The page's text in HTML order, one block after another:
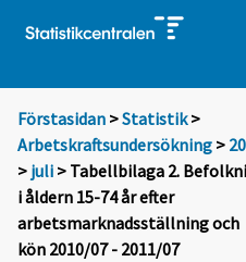
Förstasidan >Statistik >
Arbetskraftsundersökning >
> juli > Tabellbilaga 2.
i åldern 15-74 år efter
arbetsmarknadsställning och
kön 2010/07 - 2011/07